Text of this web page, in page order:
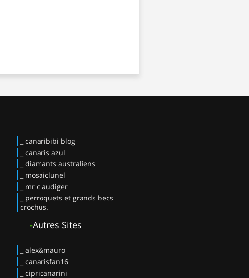
_ canaribibi blog
_ canaris azul
_ diamants australiens
_ mosaiclunel
_ mr c.audiger
_ perroquets et grands becs
crochus.
-Autres Sites
_ alex&mauro
_ canarisfan16
_ cipricanarini